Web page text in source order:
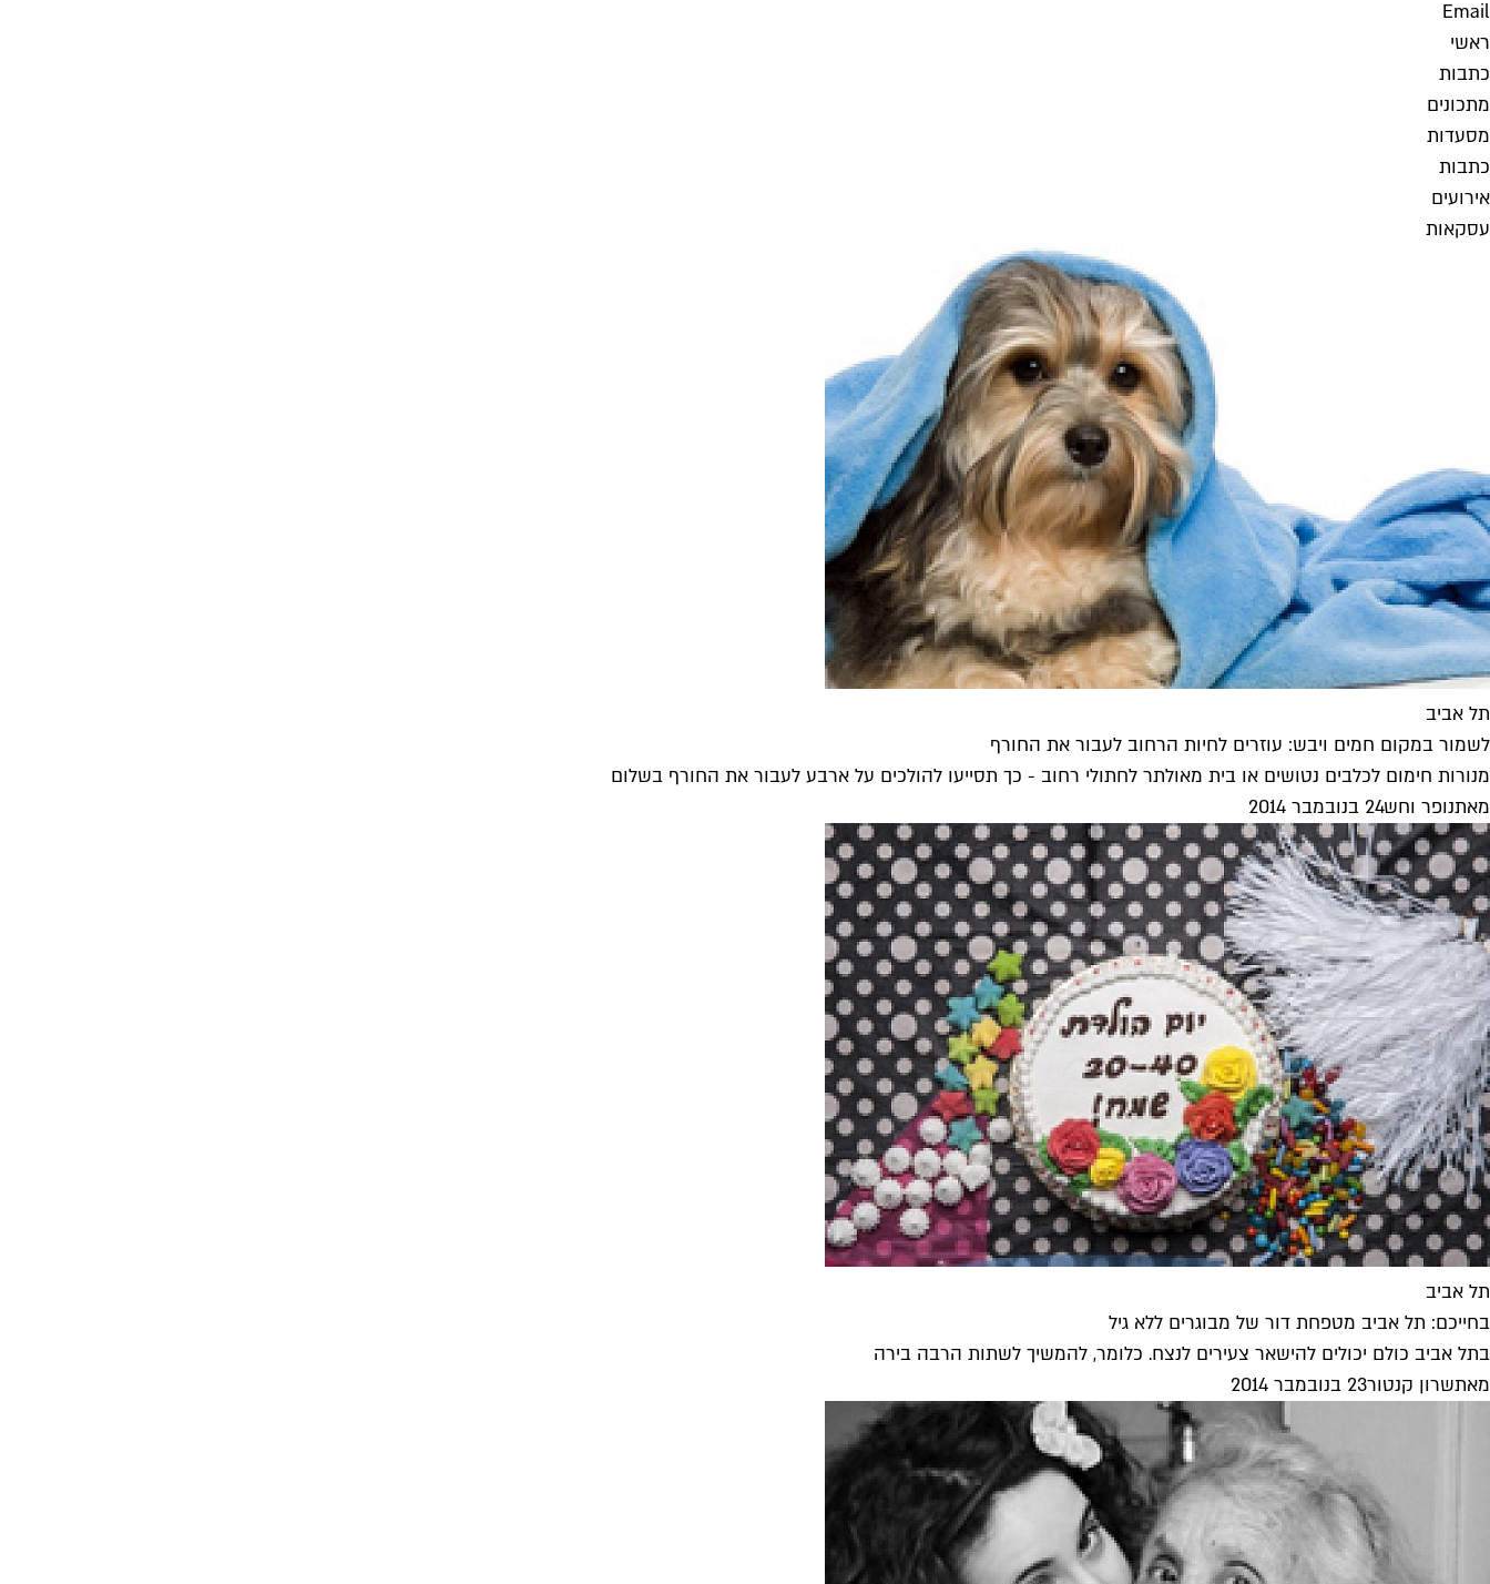
Email
ראשי
כתבות
מתכונים
מסעדות
כתבות
אירועים
עסקאות
תל אביב
לשמור במקום חמים ויבש: עוזרים לחיות הרחוב לעבור את החורף
מנורות חימום לכלבים נטושים או בית מאולתר לחתולי רחוב - כך תסייעו להולכים על ארבע לעבור את החורף בשלום
מאתנופר וחש24 בנובמבר 2014
תל אביב
בחייכם: תל אביב מטפחת דור של מבוגרים ללא גיל
בתל אביב כולם יכולים להישאר צעירים לנצח. כלומר, להמשיך לשתות הרבה בירה
מאתשרון קנטור23 בנובמבר 2014